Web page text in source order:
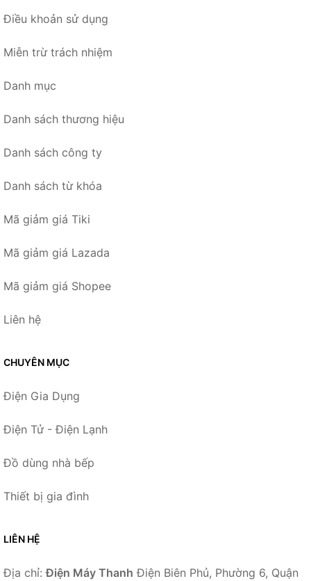
Điều khoản sử dụng
Miễn trừ trách nhiệm
Danh mục
Danh sách thương hiệu
Danh sách công ty
Danh sách từ khóa
Mã giảm giá Tiki
Mã giảm giá Lazada
Mã giảm giá Shopee
Liên hệ
CHUYÊN MỤC
Điện Gia Dụng
Điện Tử - Điện Lạnh
Đồ dùng nhà bếp
Thiết bị gia đình
LIÊN HỆ
Địa chỉ:Điện Máy Thanh Điện Biên Phủ, Phường 6, Quận